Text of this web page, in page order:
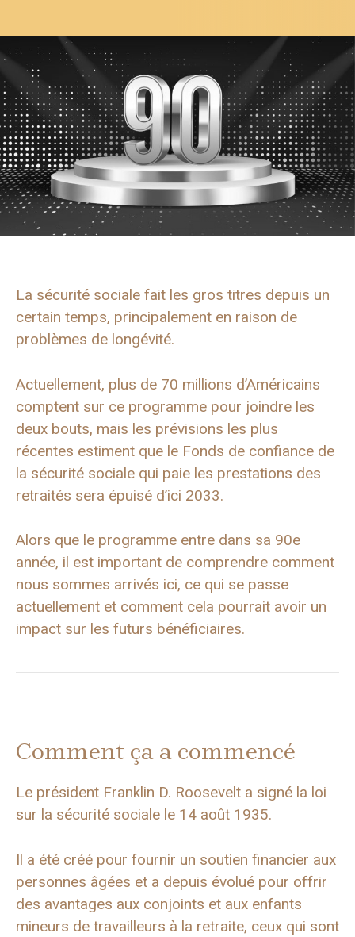
La sécurité sociale fait les gros titres depuis un
certain temps, principalement en raison de
problèmes de longévité.
Actuellement, plus de 70 millions d’Américains
comptent sur ce programme pour joindre les
deux bouts, mais les prévisions les plus
récentes estiment que le Fonds de confiance de
la sécurité sociale qui paie les prestations des
retraités sera épuisé d’ici 2033.
Alors que le programme entre dans sa 90e
année, il est important de comprendre comment
nous sommes arrivés ici, ce qui se passe
actuellement et comment cela pourrait avoir un
impact sur les futurs bénéficiaires.
Comment ça a commencé
Le président Franklin D. Roosevelt a signé la loi
sur la sécurité sociale le 14 août 1935.
Il a été créé pour fournir un soutien financier aux
personnes âgées et a depuis évolué pour offrir
des avantages aux conjoints et aux enfants
mineurs de travailleurs à la retraite, ceux qui sont